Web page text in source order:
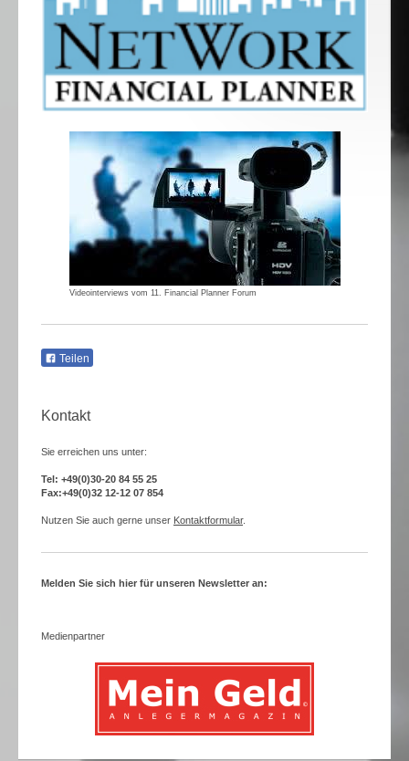
Videointerviews vom 11. Financial Planner Forum
Teilen
Kontakt
Sie erreichen uns unter:
Tel: +49(0)30-20 84 55 25
Fax:+49(0)32 12-12 07 854
Nutzen Sie auch gerne unser Kontaktformular.
Melden Sie sich hier für unseren Newsletter an:
Medienpartner